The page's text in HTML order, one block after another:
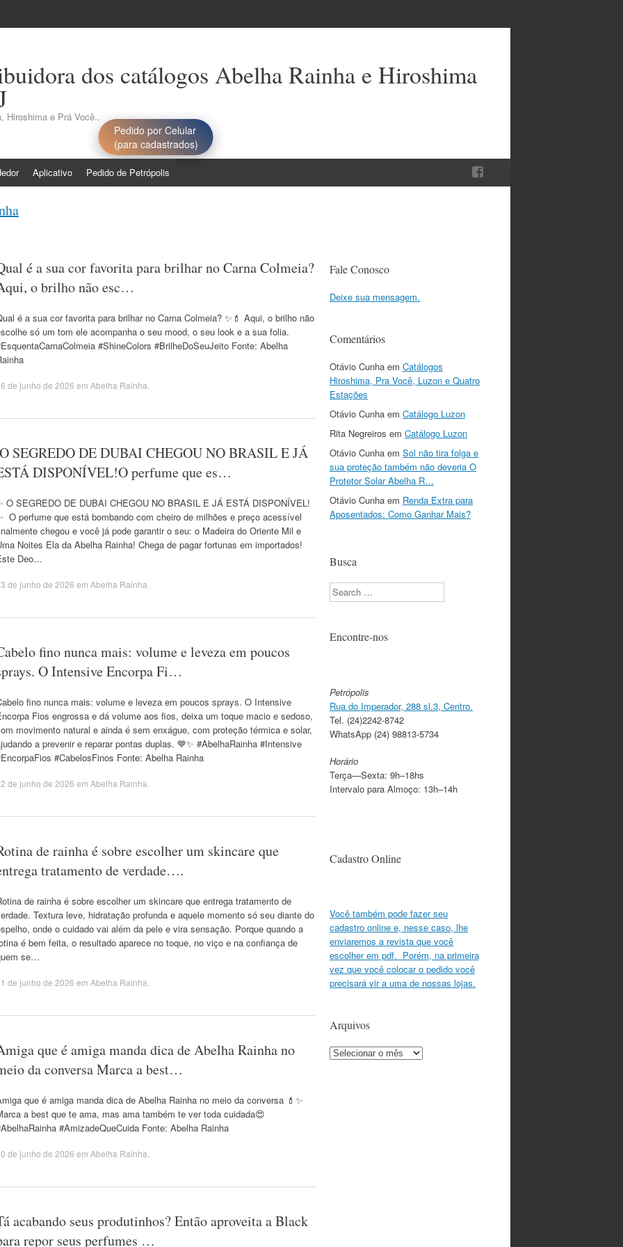
Pedido por Celular
(para cadastrados)
dos catálogos Abelha Rainha e Hiroshima
Hiroshima e Prá Você..
Aplicativo Pedido de Petrópolis
é a sua cor favorita para brilhar no Carna Colmeia?
o brilho não esc…
é a sua cor favorita para brilhar no Carna Colmeia? ✨💄 Aqui, o brilho não
só um tom ele acompanha o seu mood, o seu look e a sua folia.
#ShineColors #BrilheDoSeuJeito Fonte: Abelha
de junho de 2026 em Abelha Rainha
SEGREDO DE DUBAI CHEGOU NO BRASIL E JÁ
DISPONÍVEL! ​ O perfume que es…
O SEGREDO DE DUBAI CHEGOU NO BRASIL E JÁ ESTÁ DISPONÍVEL!
O perfume que está bombando com cheiro de milhões e preço acessível
chegou e você já pode garantir o seu: o Madeira do Oriente Mil e
Noites Ela da Abelha Rainha! ​Chega de pagar fortunas em importados!
Deo…
de junho de 2026 em Abelha Rainha
fino nunca mais: volume e leveza em poucos
O Intensive Encorpa Fi…
fino nunca mais: volume e leveza em poucos sprays. O Intensive
Fios engrossa e dá volume aos fios, deixa um toque macio e sedoso,
movimento natural e ainda é sem enxágue, com proteção térmica e solar,
a prevenir e reparar pontas duplas. 💙✨ #AbelhaRainha #Intensive
#CabelosFinos Fonte: Abelha Rainha
de junho de 2026 em Abelha Rainha
de rainha é sobre escolher um skincare que
tratamento de verdade….
de rainha é sobre escolher um skincare que entrega tratamento de
Textura leve, hidratação profunda e aquele momento só seu diante do
onde o cuidado vai além da pele e vira sensação. Porque quando a
é bem feita, o resultado aparece no toque, no viço e na confiança de
se…
de junho de 2026 em Abelha Rainha
que é amiga manda dica de Abelha Rainha no
da conversa Marca a best…
que é amiga manda dica de Abelha Rainha no meio da conversa 💄✨
a best que te ama, mas ama também te ver toda cuidada😍
#AmizadeQueCuida Fonte: Abelha Rainha
de junho de 2026 em Abelha Rainha
acabando seus produtinhos? Então aproveita a Black
repor seus perfumes …
Fale Conosco
Deixe sua mensagem.
Comentários
Otávio Cunha em Catálogos
Hiroshima, Pra Você, Luzon e Quatro
Estações
Otávio Cunha em Catálogo Luzon
Rita Negreiros em Catálogo Luzon
Otávio Cunha em Sol não tira folga e
sua proteção também não deveria O
Protetor Solar Abelha R…
Otávio Cunha em Renda Extra para
Aposentados: Como Ganhar Mais?
Busca
Search
Encontre-nos
Petrópolis
Rua do Imperador, 288 sl.3, Centro.
Tel. (24)2242-8742
WhatsApp (24) 98813-5734
Horário
Terça—Sexta: 9h–18hs
Intervalo para Almoço: 13h–14h
Cadastro Online
Você também pode fazer seu
cadastro online e, nesse caso, lhe
enviaremos a revista que você
escolher em pdf. Porém, na primeira
vez que você colocar o pedido você
precisará vir a uma de nossas lojas.
Arquivos
Arquivos